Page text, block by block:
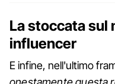
La stoccata sul
influencer
E infine, nell'ultimo